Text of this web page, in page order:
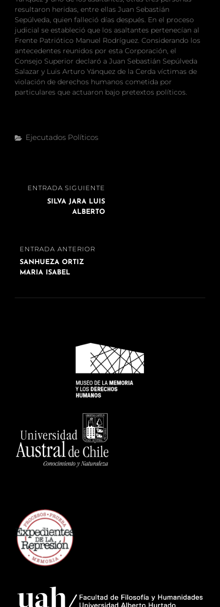
resultaron heridas, entre ellas Juan Sebastián
Sepúlveda, quien falleció días después. En el proceso
judicial se estableció que los asaltantes pertenecían al
Frente Patriótico Manuel Rodríguez. Considerando los
antecedentes reunidos por esta Corporación, el
Consejo Superior declaró a Juan Sebastián Sepúlveda
Salazar y Luis Arturo Yánquez de la Cerda víctimas de
violación de derechos humanos cometida por
particulares que actuaron bajo pretextos políticos.
Categorías
Ejecutados Políticos
Navegación
ENTRADA
ANTERIOR
ENTRADA ANTERIOR
SANHUEZA ORTIZ
MARIA ISABEL
ENTRADA
SIGUIENTE
ENTRADA SIGUIENTE
SILVA JARA LUIS
ALBERTO